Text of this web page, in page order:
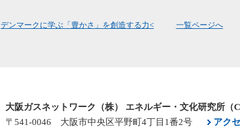
デンマークに学ぶ「豊かさ」を創造する力< 一覧ページへ
大阪ガスネットワーク（株） エネルギー・文化研究所（
〒541-0046 大阪市中央区平野町4丁目1番2号
アク